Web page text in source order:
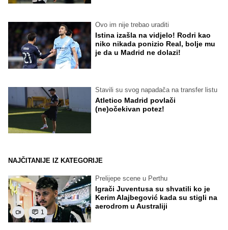
Ovo im nije trebao uraditi
Istina izašla na vidjelo! Rodri kao
niko nikada ponizio Real, bolje mu
je da u Madrid ne dolazi!
Stavili su svog napadača na transfer listu
Atletico Madrid povlači
(ne)očekivan potez!
NAJČITANIJE IZ KATEGORIJE
1
Prelijepe scene u Perthu
Igrači Juventusa su shvatili ko je
Kerim Alajbegović kada su stigli na
aerodrom u Australiji